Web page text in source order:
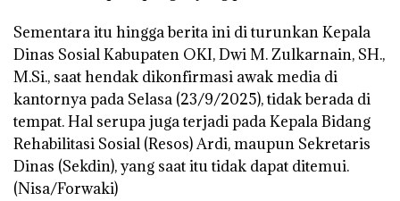
Sementara itu hingga berita ini di turunkan Kepala
Dinas Sosial Kabupaten OKI, Dwi M. Zulkarnain, SH.,
M.Si., saat hendak dikonfirmasi awak media di
kantornya pada Selasa (23/9/2025), tidak berada di
tempat. Hal serupa juga terjadi pada Kepala Bidang
Rehabilitasi Sosial (Resos) Ardi, maupun Sekretaris
Dinas (Sekdin), yang saat itu tidak dapat ditemui.
(Nisa/Forwaki)